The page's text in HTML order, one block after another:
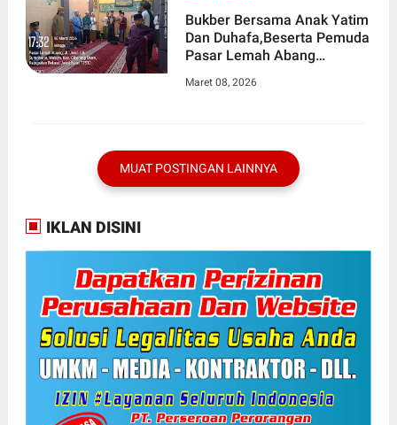
Bukber Bersama Anak Yatim
Dan Duhafa,Beserta Pemuda
Pasar Lemah Abang
Maret 08, 2026
MUAT POSTINGAN LAINNYA
IKLAN DISINI